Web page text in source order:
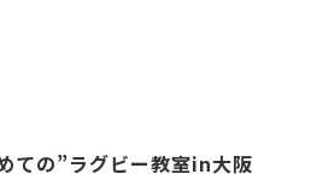
の”ラグビー教室in大阪